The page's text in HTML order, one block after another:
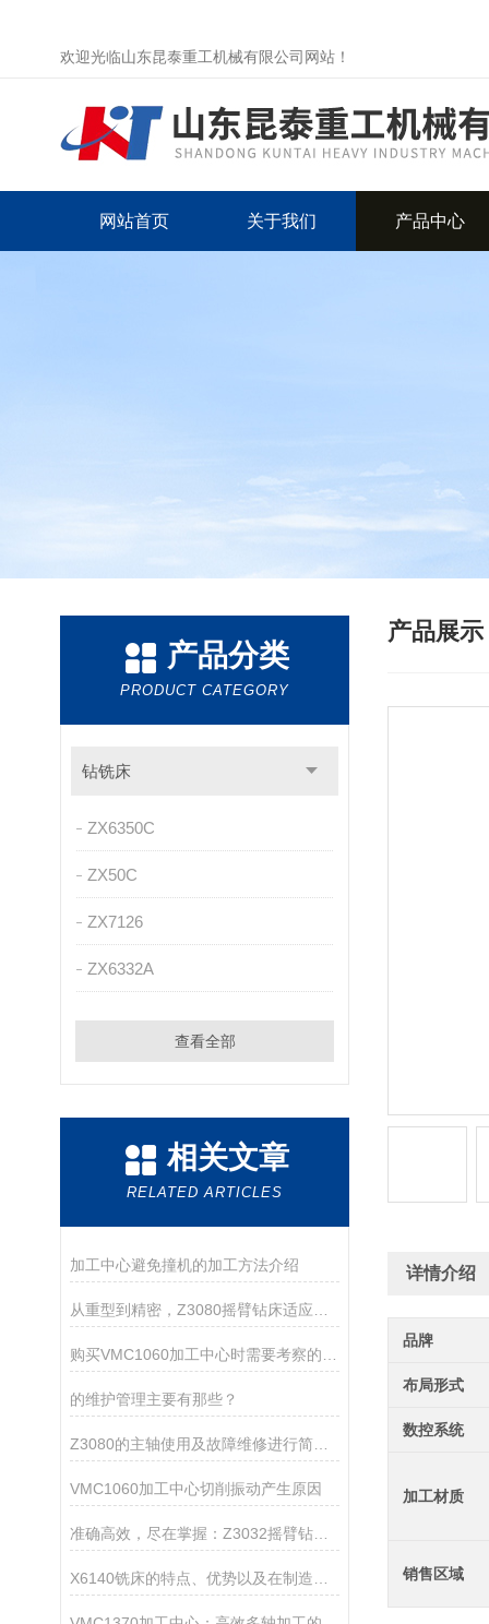
欢迎光临山东昆泰重工机械有限公司网站！
网站首页 关于我们 产品中心
产品分类
PRODUCT CATEGORY
钻铣床
ZX6350C
ZX50C
ZX7126
ZX6332A
查看全部
相关文章
RELATED ARTICLES
加工中心避免撞机的加工方法介绍
的维护管理主要有那些？
Z3080的主轴使用及故障维修进行简单介绍
VMC1060加工中心切削振动产生原因
准确高效，尽在掌握：Z3032摇臂钻床的操作优势与应用实例
产品展示
详情介绍
品牌
布局形式
数控系统
加工材质
销售区域